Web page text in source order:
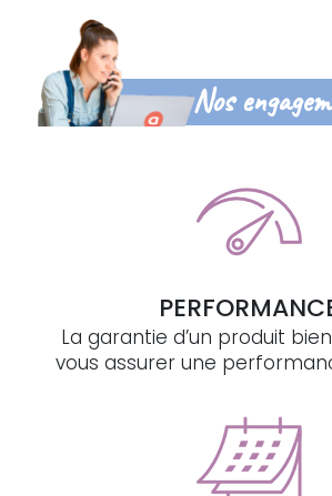
Nos
La garantie d’un produit
vous assurer une